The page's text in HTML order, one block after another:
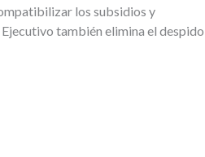
los subsidios y
también elimina el despido